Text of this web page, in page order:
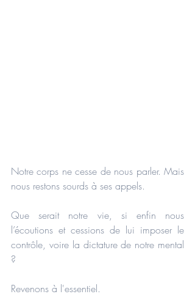
Notre corps ne cesse de nous parler. Mais
nous restons sourds à ses appels.
Que serait notre vie, si enfin nous
l’écoutions et cessions de lui imposer le
contrôle, voire la dictature de notre mental
?
Revenons à l'essentiel.